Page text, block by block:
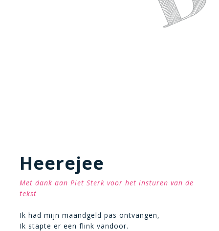
Heerejee
Met dank aan Piet Sterk voor het insturen van de
tekst
Ik had mijn maandgeld pas ontvangen,
Ik stapte er een flink vandoor.